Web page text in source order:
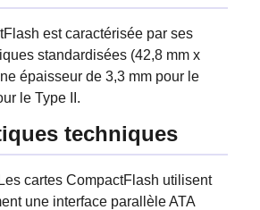
est caractérisée par ses
standardisées (42,8 mm x
épaisseur de 3,3 mm pour le
le Type II.
techniques
cartes CompactFlash utilisent
une interface parallèle ATA